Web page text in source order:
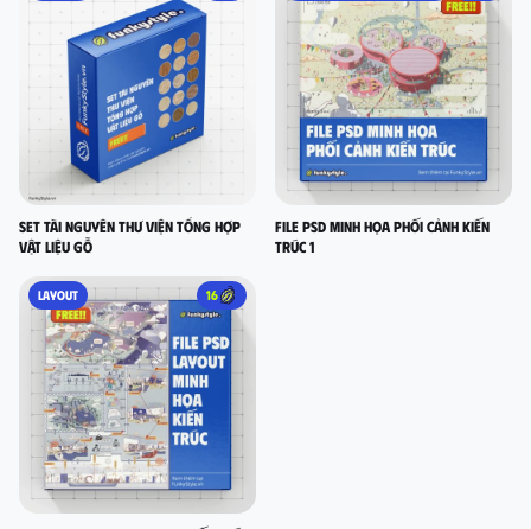
Set Tài nguyên thư viện tổng hợp
vật liệu gỗ
FILE PSD MINH HỌA PHỐI CẢNH KIẾN
TRÚC 1
LAYOUT 16